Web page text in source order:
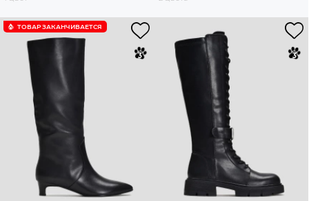
ТОВАР ЗАКАНЧИВАЕТСЯ